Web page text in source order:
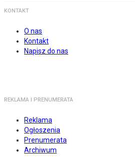
KONTAKT
O nas
Kontakt
Napisz do nas
REKLAMA I PRENUMERATA
Reklama
Ogłoszenia
Prenumerata
Archiwum